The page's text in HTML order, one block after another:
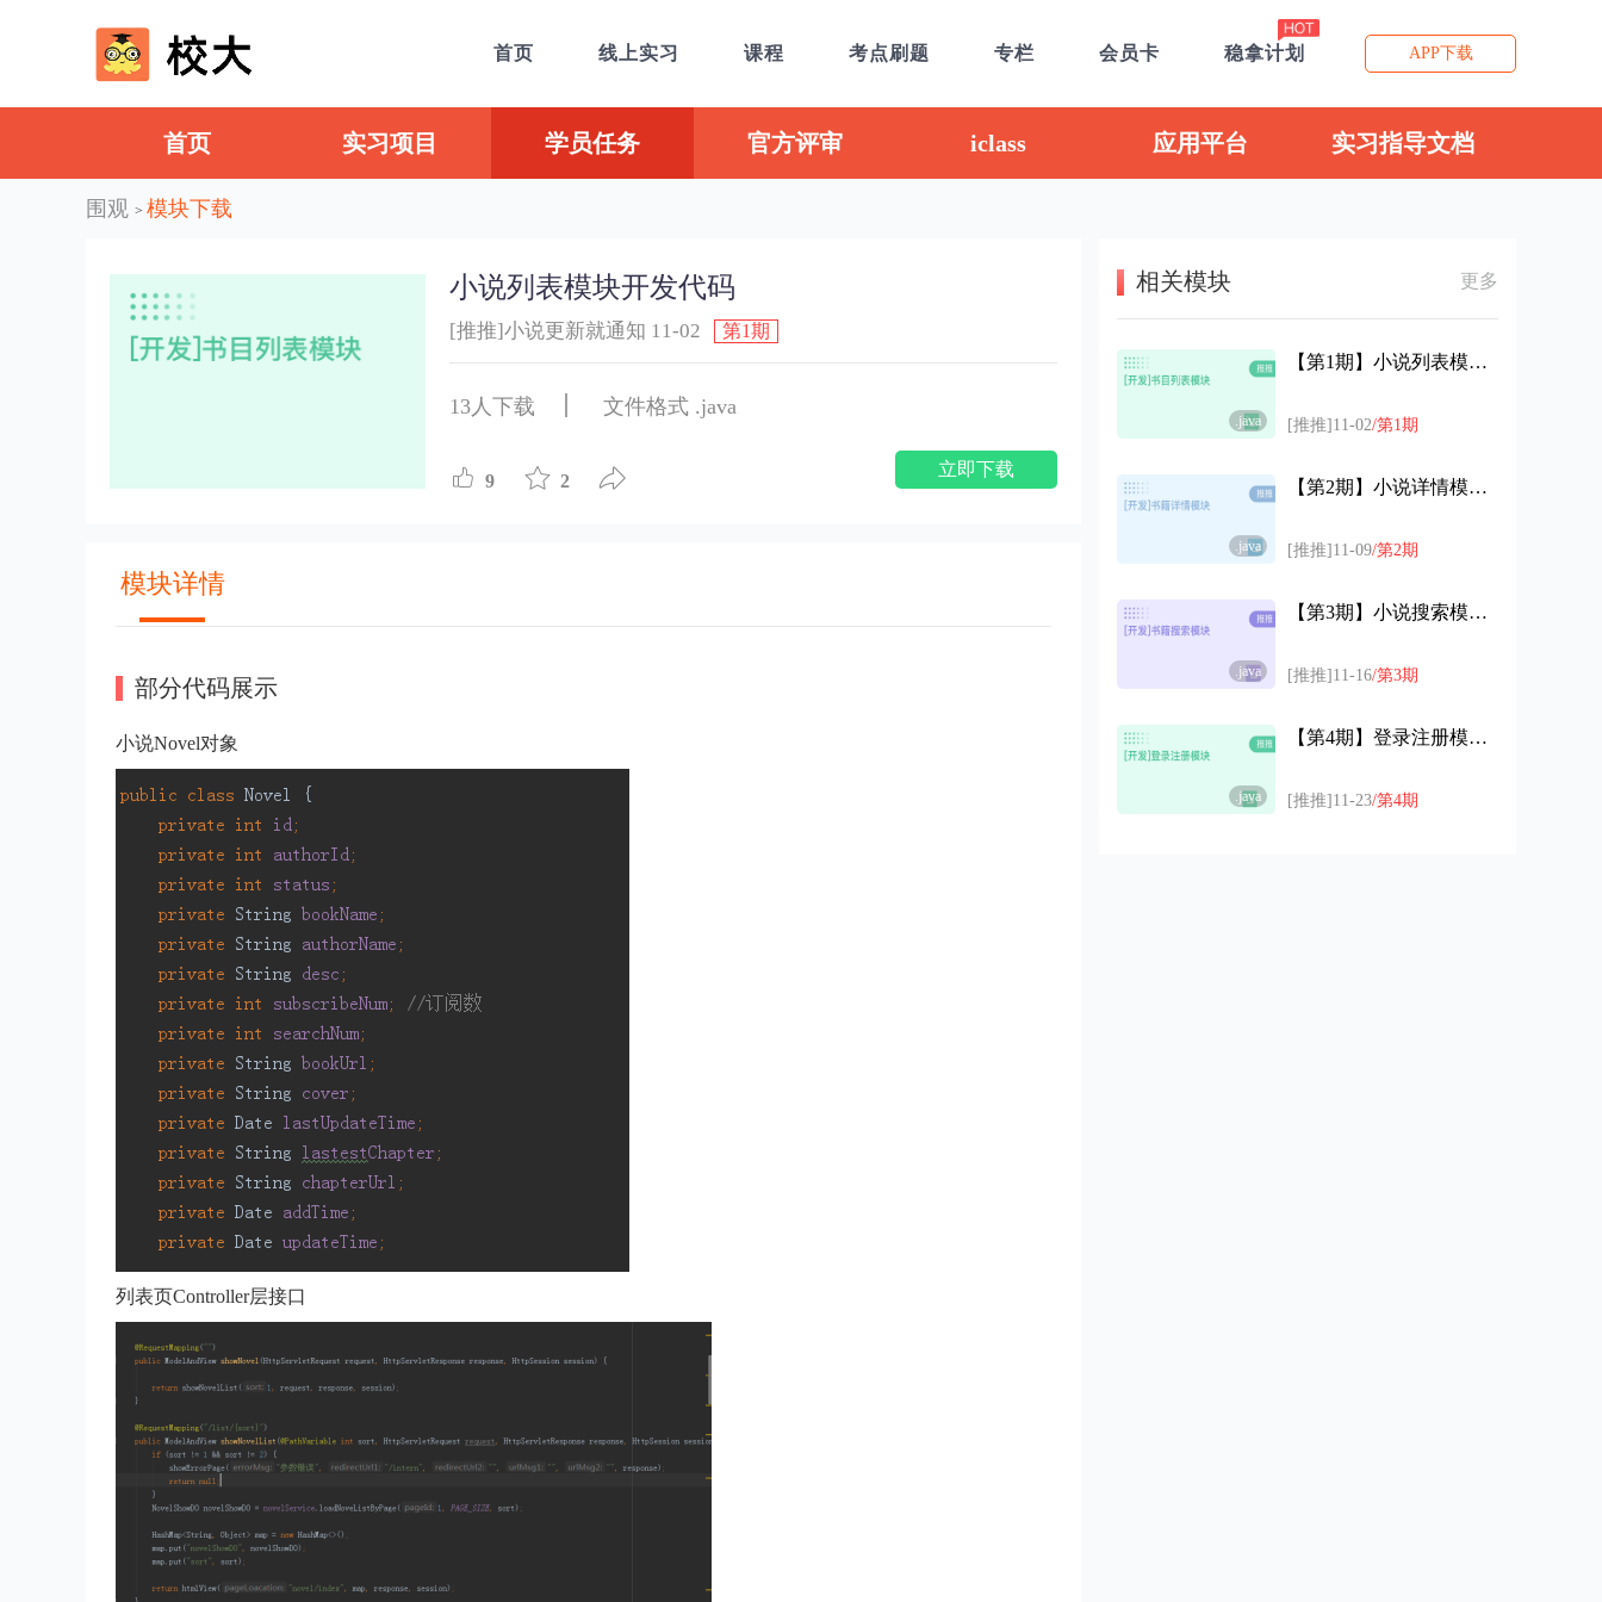
首页 线上实习 课程 考点刷题 专栏 会员卡 稳拿计划 APP下载
首页 实习项目 学员任务 官方评审 iclass 应用平台 实习指导文档
围观 > 模块下载
小说列表模块开发代码
[推推]小说更新就通知 11-02 第1期
13人下载 文件格式 .java
9 2
立即下载
模块详情
部分代码展示
小说Novel对象
列表页Controller层接口
相关模块 更多
.java
【第1期】小说列表模块开发代码
[推推]11-02/第1期
.java
【第2期】小说详情模块开发代码
[推推]11-09/第2期
.java
【第3期】小说搜索模块开发代码
[推推]11-16/第3期
.java
【第4期】登录注册模块开发代码
[推推]11-23/第4期